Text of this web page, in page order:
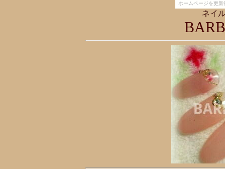
ホームページを更
ネイ